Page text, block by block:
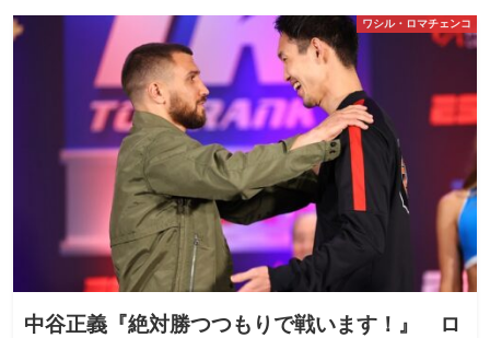
ワシル・ロマチェンコ
中谷正義『絶対勝つつもりで戦います！』 ロ